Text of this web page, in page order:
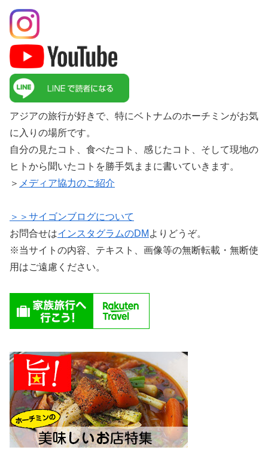
アジアの旅行が好きで、特にベトナムのホーチミンがお気
に入りの場所です。
自分の見たコト、食べたコト、感じたコト、そして現地の
ヒトから聞いたコトを勝手気ままに書いていきます。
＞ メディア協力のご紹介
＞＞サイゴンブログについて
お問合せはインスタグラムのDM よりどうぞ。
※当サイトの内容、テキスト、画像等の無断転載・無断使
用はご遠慮ください。